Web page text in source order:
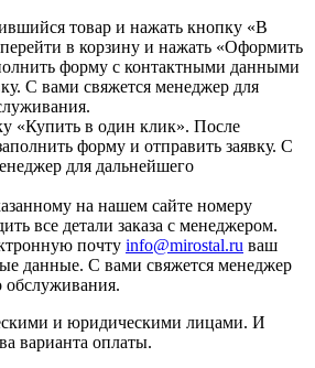
товар и нажать кнопку «В
в корзину и нажать «Оформить
форму с контактными данными
С вами свяжется менеджер для
«Купить в один клик». После
форму и отправить заявку. С
для дальнейшего
на нашем сайте номеру
все детали заказа с менеджером.
почту info@mirostal.ru ваш
данные. С вами свяжется менеджер
обслуживания.
и юридическими лицами. И
варианта оплаты.